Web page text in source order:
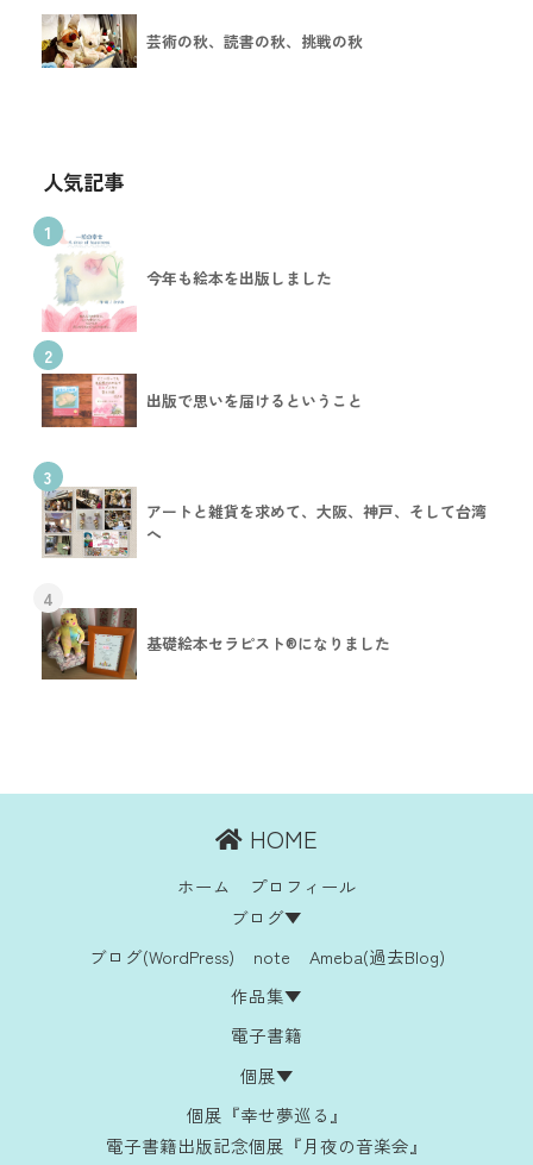
芸術の秋、読書の秋、挑戦の秋
人気記事
1
今年も絵本を出版しました
2
出版で思いを届けるということ
3
アートと雑貨を求めて、大阪、神戸、そして台湾
へ
4
基礎絵本セラピスト®︎になりました
HOME
ホーム
プロフィール
ブログ▼
ブログ(WordPress)
note
Ameba(過去Blog)
作品集▼
電子書籍
個展▼
個展『幸せ夢巡る』
電子書籍出版記念個展『月夜の音楽会』